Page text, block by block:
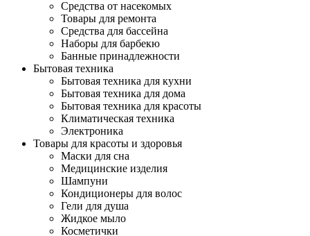
Средства от насекомых
Товары для ремонта
Средства для бассейна
Наборы для барбекю
Банные принадлежности
Бытовая техника
Бытовая техника для кухни
Бытовая техника для дома
Бытовая техника для красоты
Климатическая техника
Электроника
Товары для красоты и здоровья
Маски для сна
Медицинские изделия
Шампуни
Кондиционеры для волос
Гели для душа
Жидкое мыло
Косметички